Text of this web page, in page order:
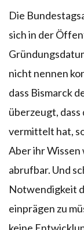
Die
sich in der
nicht nennen
dass Bismarck
überzeugt, dass
vermittelt hat,
Aber ihr
abrufbar. Und
Notwendigkeit
einprägen zu
keine